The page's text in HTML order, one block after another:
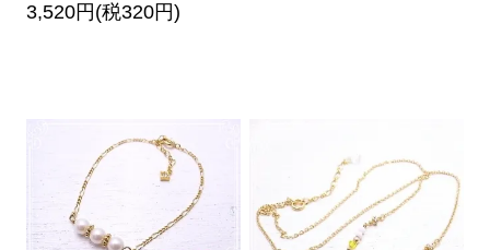
3,520円(税320円)